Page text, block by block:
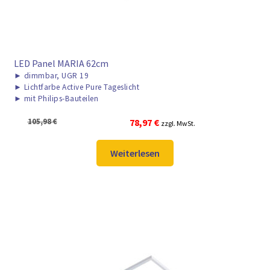
LED Panel MARIA 62cm
► dimmbar, UGR 19
► Lichtfarbe Active Pure Tageslicht
► mit Philips-Bauteilen
105,98€
Ursprünglicher
war:
105,98 €
78,97 €Aktueller
ist:
78,97 €.
zzgl. MwSt.
Weiterlesen